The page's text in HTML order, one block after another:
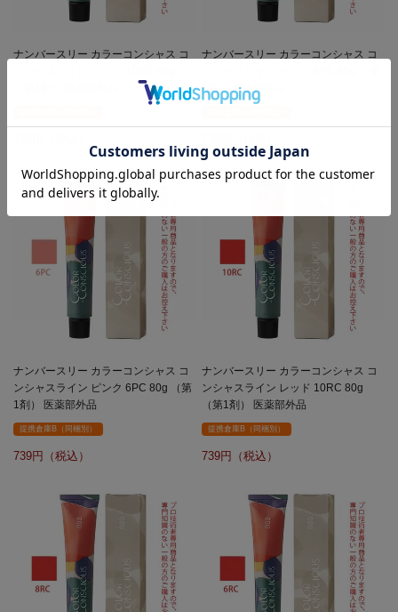
ナンバースリー カラーコンシャス コ
ナンバースリー カラーコンシャス コ
1剤） 医薬部外品
ナンバースリー カラーコンシャス コ
ンシャスライン ピンク 6PC 80g （第
1剤） 医薬部外品
提携倉庫B（同梱別）
739
ナンバースリー カラーコンシャス コ
ンシャスライン レッド 10RC 80g
（第1剤） 医薬部外品
提携倉庫B（同梱別）
739